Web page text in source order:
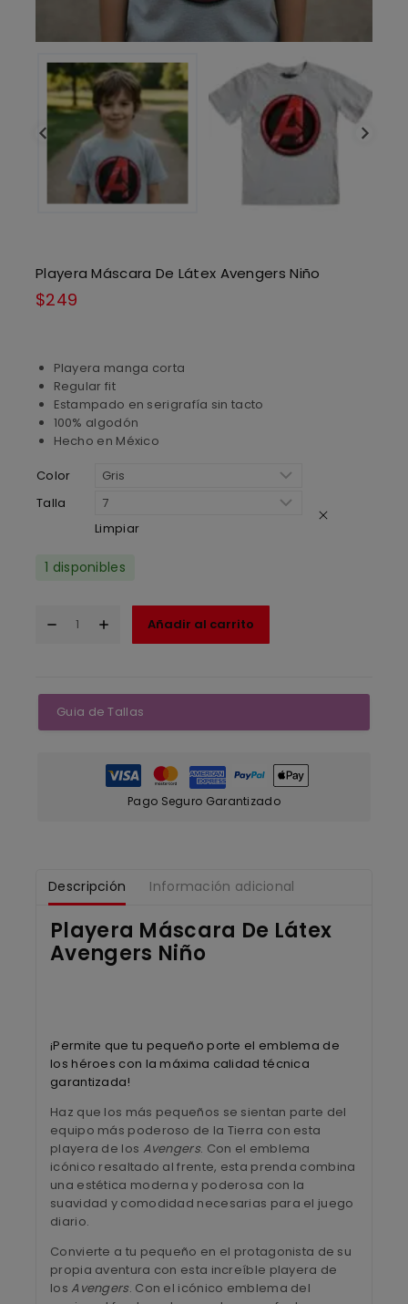
Playera Máscara De Látex Avengers Niño
$249
Playera manga corta
Regular fit
Estampado en serigrafía sin tacto
100% algodón
Hecho en México
Color
Talla
Limpiar
1 disponibles
Añadir al carrito
Guia de Tallas
Pago Seguro Garantizado
Descripción Información adicional
Playera Máscara De Látex
Avengers Niño
¡Permite que tu pequeño porte el emblema de
los héroes con la máxima calidad técnica
garantizada!
Haz que los más pequeños se sientan parte del
equipo más poderoso de la Tierra con esta
playera de los Avengers. Con el emblema
icónico resaltado al frente, esta prenda combina
una estética moderna y poderosa con la
suavidad y comodidad necesarias para el juego
diario.
Convierte a tu pequeño en el protagonista de su
propia aventura con esta increíble playera de
los Avengers. Con el icónico emblema del